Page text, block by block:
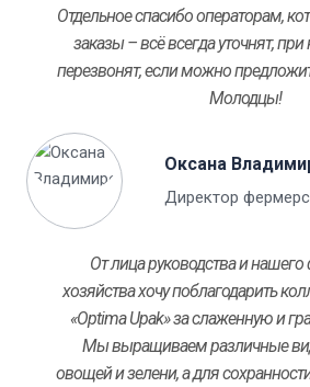
Отдельное спасибо операторам,
заказы – всё всегда уточнят,
перезвонят, если можно
Молодцы!
Оксана
Директор
От лица руководства и
хозяйства хочу поблагодарить
«Optima Upak» за слаженную и
Мы выращиваем различные
овощей и зелени, а для